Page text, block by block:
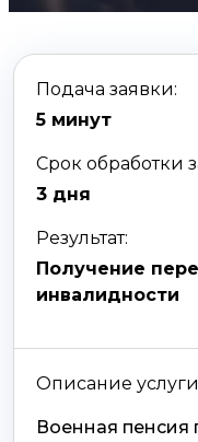
Подача заявки:
5 минут
Срок обработки
3 дня
Результат:
Получение
инвалидности
Описание
Военная пенсия